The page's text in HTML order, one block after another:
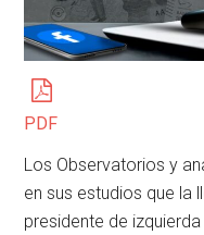
PDF
Los Observatorios y
en sus estudios que la
presidente de